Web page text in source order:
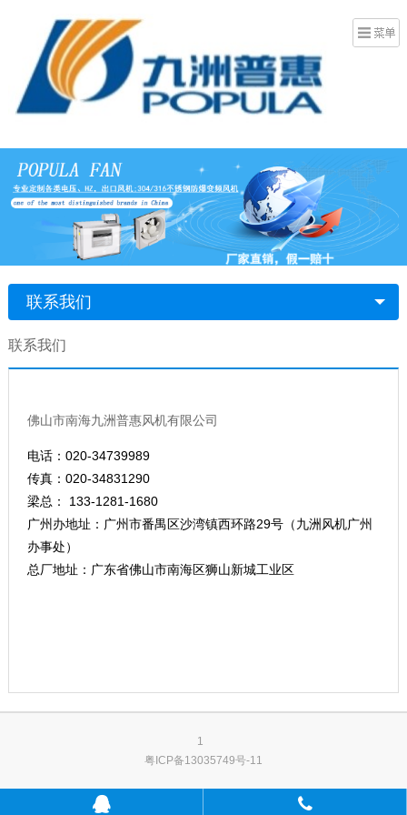
联系我们
联系我们
佛山市南海九洲普惠风机有限公司
电话：020-34739989
传真：020-34831290
梁总： 133-1281-1680
广州办地址：广州市番禺区沙湾镇西环路29号（九洲风机广州
办事处）
总厂地址：广东省佛山市南海区狮山新城工业区
1
粤ICP备13035749号-11